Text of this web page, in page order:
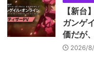
【新台
ガンゲ
価だが
2026/